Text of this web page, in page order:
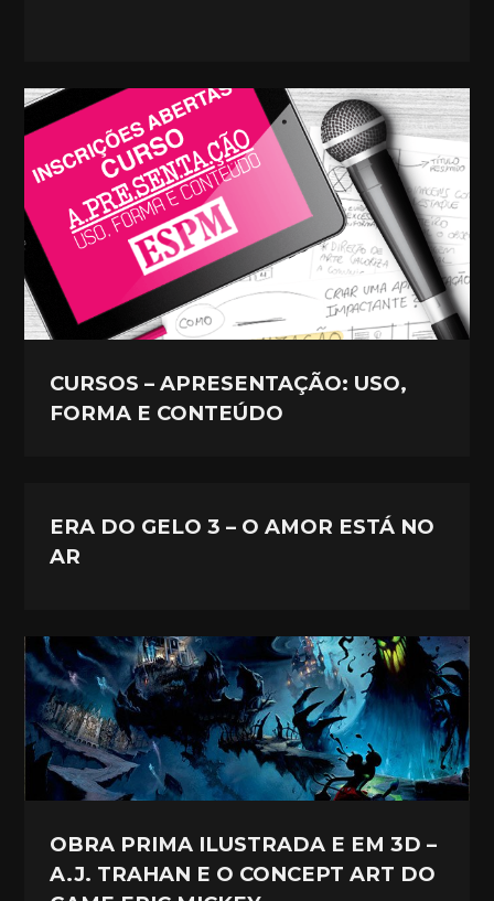
CURSOS – APRESENTAÇÃO: USO,
FORMA E CONTEÚDO
ERA DO GELO 3 – O AMOR ESTÁ NO
AR
OBRA PRIMA ILUSTRADA E EM 3D –
A.J. TRAHAN E O CONCEPT ART DO